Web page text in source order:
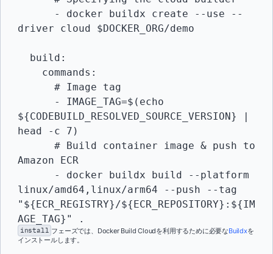
driver cloud $DOCKER_ORG/demo
${CODEBUILD_RESOLVED_SOURCE_VERSION} |
head -c 7)
Amazon ECR
linux/amd64,linux/arm64 --push --tag
"${ECR_REGISTRY}/${ECR_REPOSITORY}:${IM
AGE_TAG}" .
install フェーズでは、Docker Build Cloudを利用するために必要なBuildxを
インストールします。